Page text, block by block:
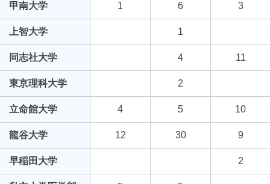
甲南大学 1 6 3
上智大学 1
同志社大学 4 11
東京理科大学 2
立命館大学 4 5 10
龍谷大学 12 30 9
早稲田大学 2